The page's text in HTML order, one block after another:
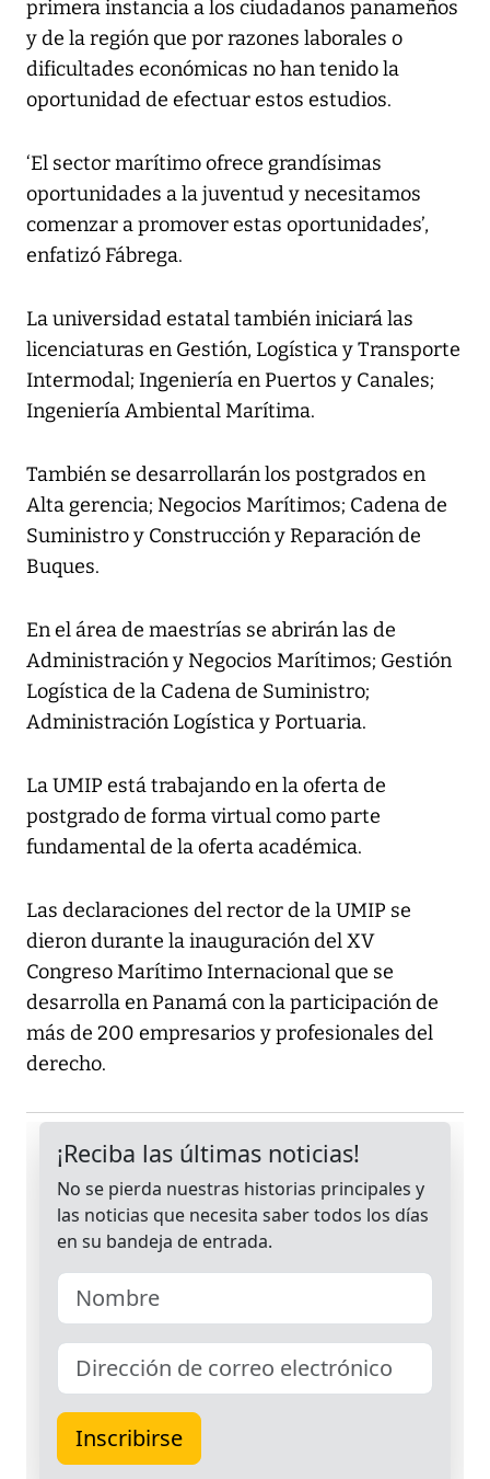
primera instancia a los ciudadanos panameños
y de la región que por razones laborales o
dificultades económicas no han tenido la
oportunidad de efectuar estos estudios.
‘El sector marítimo ofrece grandísimas
oportunidades a la juventud y necesitamos
comenzar a promover estas oportunidades’,
enfatizó Fábrega.
La universidad estatal también iniciará las
licenciaturas en Gestión, Logística y Transporte
Intermodal; Ingeniería en Puertos y Canales;
Ingeniería Ambiental Marítima.
También se desarrollarán los postgrados en
Alta gerencia; Negocios Marítimos; Cadena de
Suministro y Construcción y Reparación de
Buques.
En el área de maestrías se abrirán las de
Administración y Negocios Marítimos; Gestión
Logística de la Cadena de Suministro;
Administración Logística y Portuaria.
La UMIP está trabajando en la oferta de
postgrado de forma virtual como parte
fundamental de la oferta académica.
Las declaraciones del rector de la UMIP se
dieron durante la inauguración del XV
Congreso Marítimo Internacional que se
desarrolla en Panamá con la participación de
más de 200 empresarios y profesionales del
derecho.